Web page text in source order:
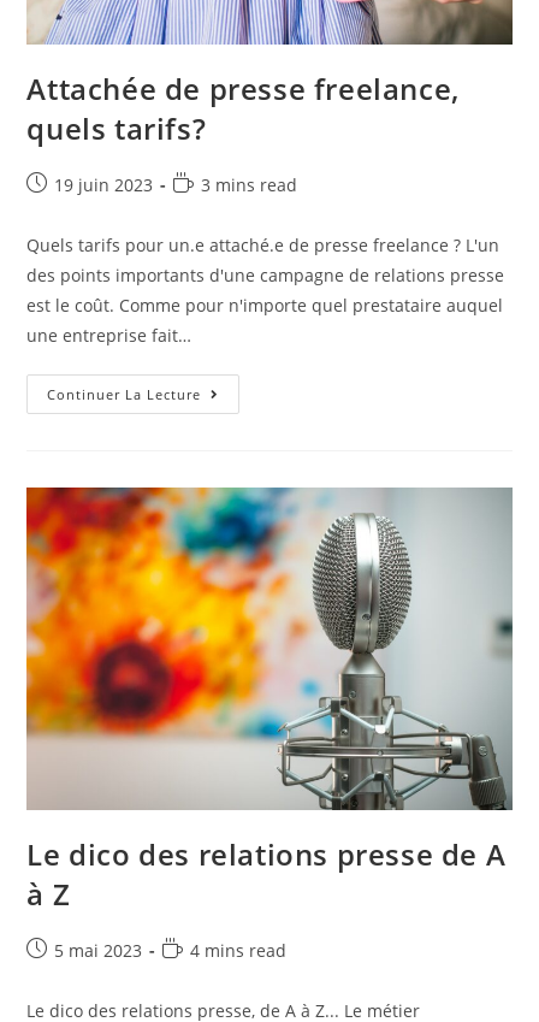
Attachée de presse freelance,
quels tarifs?
19 juin 2023 3 mins read
Quels tarifs pour un.e attaché.e de presse freelance ? L'un
des points importants d'une campagne de relations presse
est le coût. Comme pour n'importe quel prestataire auquel
une entreprise fait…
Continuer La Lecture
Le dico des relations presse de A
à Z
5 mai 2023 4 mins read
Le dico des relations presse, de A à Z... Le métier